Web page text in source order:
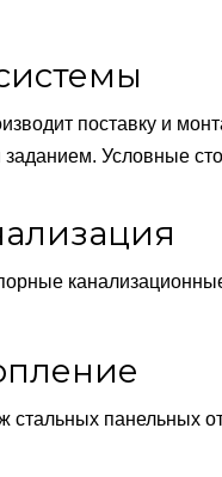
поставку и
заданием. Условные
стальных панельных